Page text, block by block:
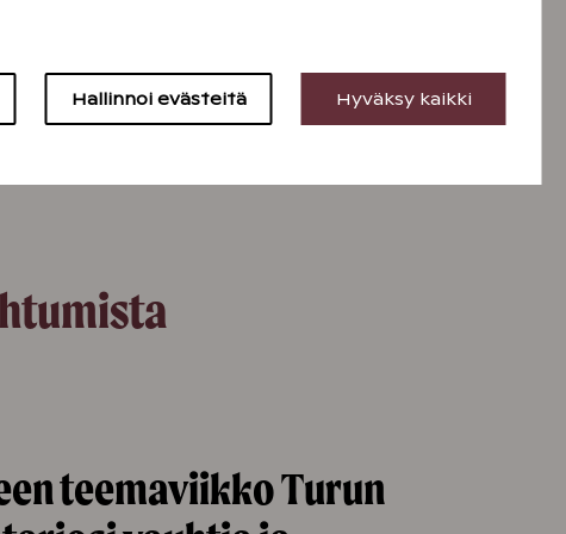
teemaviikko Turun
Hallinnoi evästeitä Hyväksy kaikki